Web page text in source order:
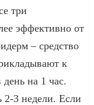
три
эффективно от
– средство
к
на 1 час.
2-3 недели. Если